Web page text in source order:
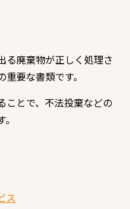
る廃棄物が正しく処理さ
要な書類です。
ことで、不法投棄などの
ス